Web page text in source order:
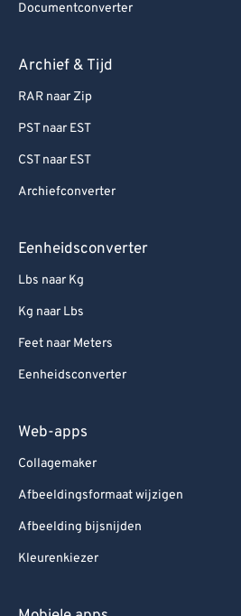
Documentconverter
Archief & Tijd
RAR naar Zip
PST naar EST
CST naar EST
Archiefconverter
Eenheidsconverter
Lbs naar Kg
Kg naar Lbs
Feet naar Meters
Eenheidsconverter
Web-apps
Collagemaker
Afbeeldingsformaat wijzigen
Afbeelding bijsnijden
Kleurenkiezer